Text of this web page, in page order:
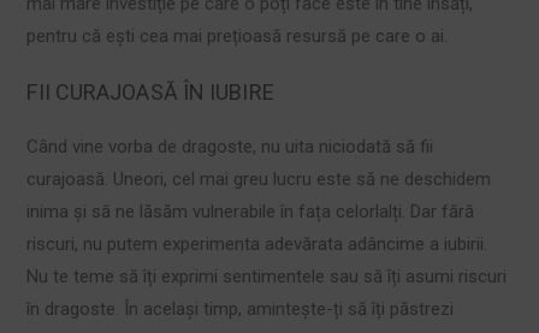
pentru că ești cea mai prețioasă resursă pe care o ai.
FII CURAJOASĂ ÎN IUBIRE
Când vine vorba de dragoste, nu uita niciodată să fii
curajoasă. Uneori, cel mai greu lucru este să ne deschidem
inima și să ne lăsăm vulnerabile în fața celorlalți. Dar fără
riscuri, nu putem experimenta adevărata adâncime a iubirii.
Nu te teme să îți exprimi sentimentele sau să îți asumi riscuri
în dragoste. În același timp, amintește-ți să îți păstrezi